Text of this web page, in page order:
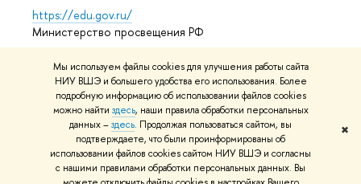
Мы используем файлы cookies для улучшения работы сайта
НИУ ВШЭ и большего удобства его использования. Более
подробную информацию об использовании файлов cookies
можно найти здесь, наши правила обработки персональных
данных –здесь. Продолжая пользоваться сайтом, вы
подтверждаете, что были проинформированы об
использовании файлов cookies сайтом НИУ ВШЭ и согласны
с нашими правилами обработки персональных данных. Вы
✖
https://edu.gov.ru/
Министерство просвещения РФ
https://elearning.hse.ru/mooc
Массовые открытые онлайн-курсы
© НИУ ВШЭ 1993–2026 Условия использования материалов
Адреса и контактыКарта сайта